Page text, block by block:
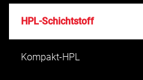
HPL-Schichtstoff
Kompakt-HPL